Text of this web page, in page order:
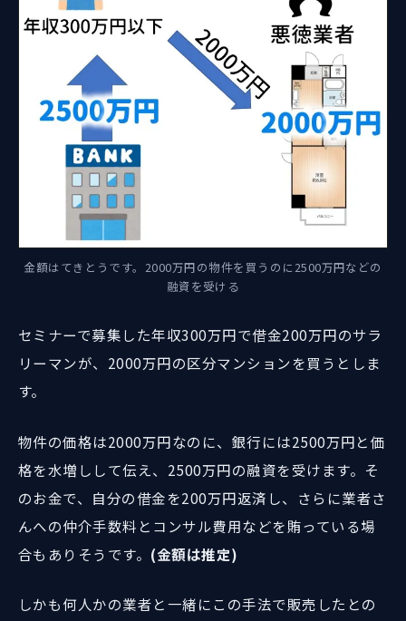
金額はてきとうです。2000万円の物件を買うのに2500万円などの
融資を受ける
セミナーで募集した年収300万円で借金200万円のサラ
リーマンが、2000万円の区分マンションを買うとしま
す。
物件の価格は2000万円なのに、銀行には2500万円と価
格を水増しして伝え、2500万円の融資を受けます。そ
のお金で、自分の借金を200万円返済し、さらに業者さ
んへの仲介手数料とコンサル費用などを賄っている場
合もありそうです。 (金額は推定)
しかも何人かの業者と一緒にこの手法で販売したとの